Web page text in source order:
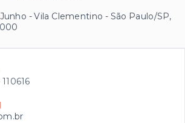
- Vila Clementino - São Paulo/SP,
110616